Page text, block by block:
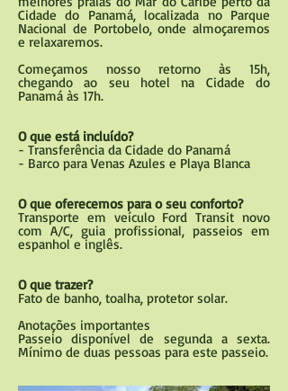
Cidade do Panamá, localizada no Parque
Nacional de Portobelo, onde almoçaremos
e relaxaremos.
Começamos nosso retorno às 15h,
chegando ao seu hotel na Cidade do
Panamá às 17h.
O que está incluído?
- Transferência da Cidade do Panamá
- Barco para Venas Azules e Playa Blanca
O que oferecemos para o seu conforto?
Transporte em veículo Ford Transit novo
com A/C, guia profissional, passeios em
espanhol e inglês.
O que trazer?
Fato de banho, toalha, protetor solar.
Anotações importantes
Passeio disponível de segunda a sexta.
Mínimo de duas pessoas para este passeio.